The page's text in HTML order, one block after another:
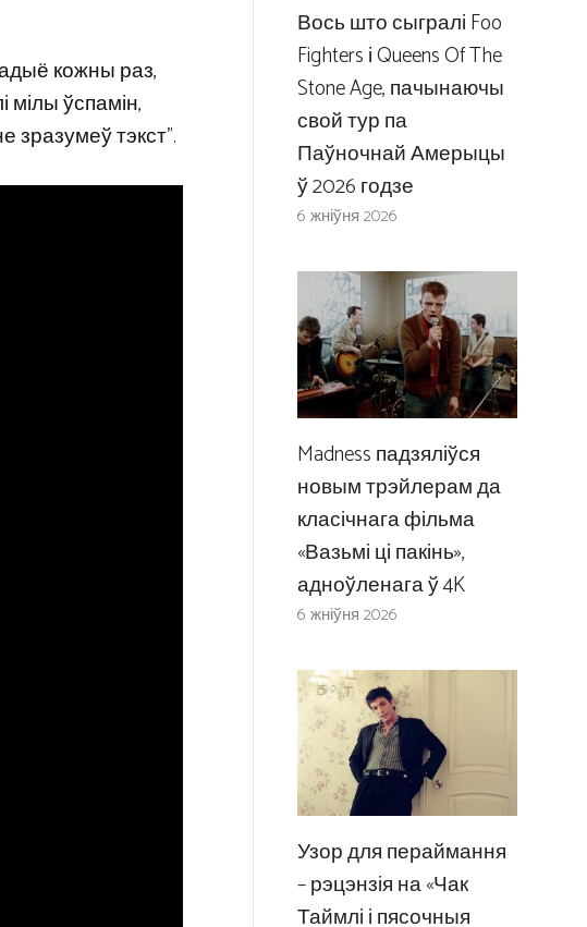
кожны раз,
мілы ўспамін,
зразумеў тэкст”.
Вось што сыгралі Foo
Fighters і Queens Of The
Stone Age, пачынаючы
свой тур па
Паўночнай Амерыцы
ў 2026 годзе
6 жніўня 2026
Madness падзяліўся
новым трэйлерам да
класічнага фільма
«Вазьмі ці пакінь»,
адноўленага ў 4K
6 жніўня 2026
Узор для пераймання
– рэцэнзія на «Чак
Таймлі і пясочныя